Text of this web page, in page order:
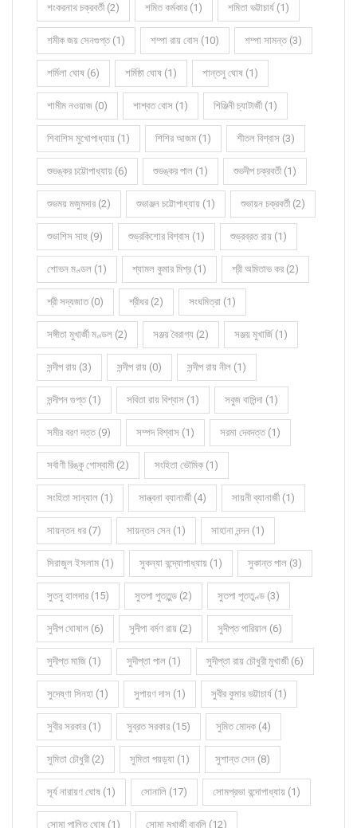
শংকরনাথ চক্রবর্তী (2) শমিত কর্মকার (1) শমিতা ভট্টাচার্য (1)
শমীক জয় সেনগুপ্ত (1) শম্পা রায় বোস (10) শম্পা সামন্ত (3)
শর্মিলা ঘোষ (6) শর্মিষ্ঠা ঘোষ (1) শান্তনু ঘোষ (1)
শামীম নওয়াজ (0) শাশ্বত বোস (1) শিঞ্জিনী চ্যাটার্জী (1)
শিবাশিস মুখোপাধ্যায় (1) শিশির আজম (1) শীতল বিশ্বাস (3)
শুভঙ্কর চট্টোপাধ্যায় (6) শুভঙ্কর পাল (1) শুভদীপ চক্রবর্তী (1)
শুভময় মজুমদার (2) শুভাঞ্জন চট্টোপাধ্যায় (1) শুভায়ন চক্রবর্তী (2)
শুভাশিস সাহু (9) শুভ্রকিশোর বিশ্বাস (1) শুভ্রব্রত রায় (1)
শোভন মণ্ডল (1) শ্যামল কুমার মিশ্র (1) শ্রী অমিতাভ কর (2)
শ্রী সদ্যজাত (0) শ্রীধর (2) সংঘমিত্রা (1)
সঙ্গীতা মুখার্জী মণ্ডল (2) সঞ্জয় বৈরাগ্য (2) সঞ্জয় মুখার্জি (1)
সন্দীপ রায় (3) সন্দীপ রায় (0) সন্দীপ রায় নীল (1)
সন্দীপন গুপ্ত (1) সবিতা রায় বিশ্বাস (1) সবুজ বাসিন্দা (1)
সমীর বরণ দত্ত (9) সম্পদ বিশ্বাস (1) সরমা দেবদত্ত (1)
সর্বাণী রিঙ্কু গোস্বামী (2) সংহিতা ভৌমিক (1)
সংহিতা সান্যাল (1) সান্ত্বনা ব্যানার্জী (4) সায়নী ব্যানার্জী (1)
সায়ন্তন ধর (7) সায়ন্তন সেন (1) সাহানা নন্দন (1)
সিরাজুল ইসলাম (1) সুকন্যা বন্দ্যোপাধ্যায় (1) সুকান্ত পাল (3)
সুতনু হালদার (15) সুতপা পুততুন্ড (2) সুতপা পূততুণ্ড (3)
সুদীপ ঘোষাল (6) সুদীপা বর্মণ রায় (2) সুদীপ্ত পারিয়াল (6)
সুদীপ্ত মাজি (1) সুদীপ্তা পাল (1) সুদীপ্তা রায় চৌধুরী মুখার্জী (6)
সুদেষ্ণা সিনহা (1) সুপায়ণ দাস (1) সুবীর কুমার ভট্টাচার্য (1)
সুবীর সরকার (1) সুব্রত সরকার (15) সুমিত মোদক (4)
সুমিতা চৌধুরী (2) সুমিতা পয়ড়্যা (1) সুশান্ত সেন (8)
সূর্য নারায়ণ ঘোষ (1) সোনালি (17) সোমপ্রভা বন্দোপাধ্যায় (1)
সোমা পালিত ঘোষ (1) সোমা মুখার্জী বাবলি (12)